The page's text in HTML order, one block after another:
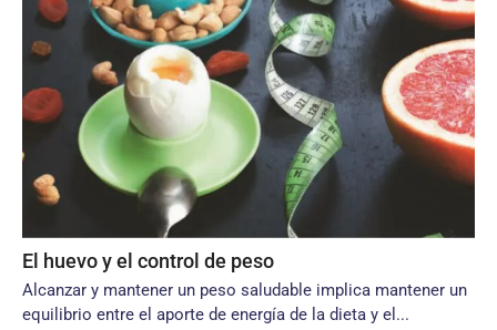
El huevo y el control de peso
Alcanzar y mantener un peso saludable implica mantener un
equilibrio entre el aporte de energía de la dieta y el...